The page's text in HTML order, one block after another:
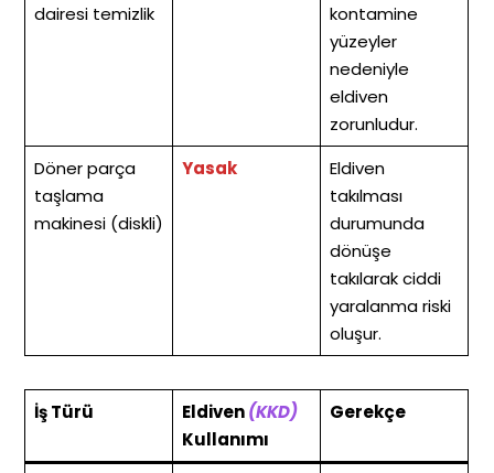
dairesi temizlik
kontamine
yüzeyler
nedeniyle
eldiven
zorunludur.
Döner parça
taşlama
makinesi (diskli)
Yasak
Eldiven
takılması
durumunda
dönüşe
takılarak ciddi
yaralanma riski
oluşur.
İş Türü Eldiven(KKD)
Kullanımı
Gerekçe